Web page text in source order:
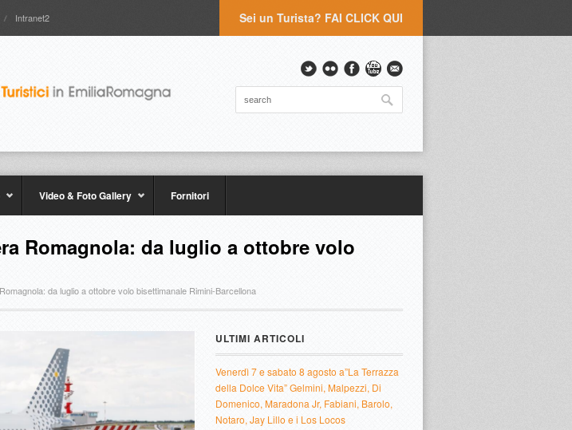
Sei un Turista? FAI CLICK QUI
Intranet2
Video & Foto Gallery Fornitori
Romagnola: da luglio a ottobre volo
da luglio a ottobre volo bisettimanale Rimini-Barcellona
ULTIMI ARTICOLI
Venerdì 7 e sabato 8 agosto a”La Terrazza
della Dolce Vita” Gelmini, Malpezzi, Di
Domenico, Maradona Jr, Fabiani, Barolo,
Notaro, Jay Lillo e i Los Locos